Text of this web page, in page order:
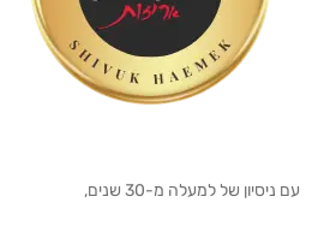
עם ניסיון של למעלה מ-30 שנים,